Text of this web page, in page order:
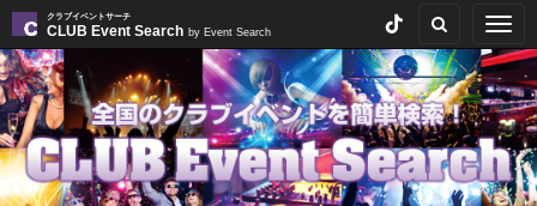
クラブイベントサーチ
CLUB Event Search by Event Search